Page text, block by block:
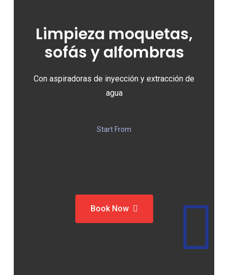
Limpieza moquetas,
sofás y alfombras
Con aspiradoras de inyección y extracción de
agua
Start From
Book Now